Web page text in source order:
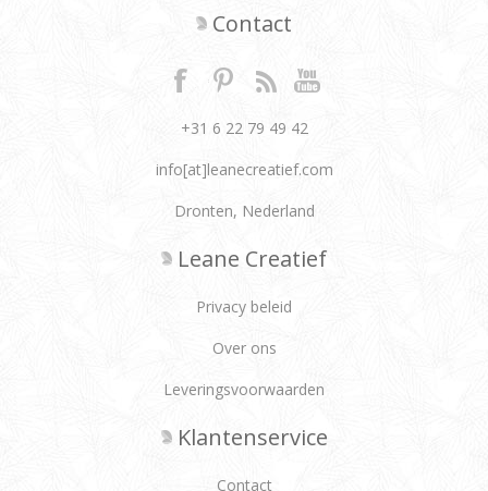
Contact
+31 6 22 79 49 42
info[at]leanecreatief.com
Dronten, Nederland
Leane Creatief
Privacy beleid
Over ons
Leveringsvoorwaarden
Klantenservice
Contact